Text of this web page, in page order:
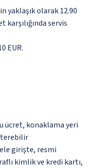
yaklaşık olarak 12.90
karşılığında servis
EUR.
ücret, konaklama yeri
girişte, resmi
kimlik ve kredi kartı,